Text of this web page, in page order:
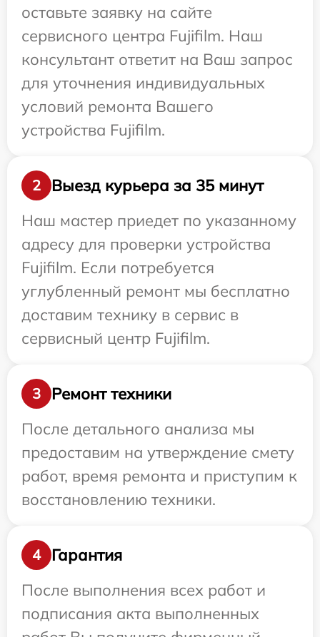
оставьте заявку на сайте
сервисного центра Fujifilm. Наш
консультант ответит на Ваш запрос
для уточнения индивидуальных
условий ремонта Вашего
устройства Fujifilm.
2
Выезд курьера за 35 минут
Наш мастер приедет по указанному
адресу для проверки устройства
Fujifilm. Если потребуется
углубленный ремонт мы бесплатно
доставим технику в сервис в
сервисный центр Fujifilm.
3
Ремонт техники
После детального анализа мы
предоставим на утверждение смету
работ, время ремонта и приступим к
восстановлению техники.
4
Гарантия
После выполнения всех работ и
подписания акта выполненных